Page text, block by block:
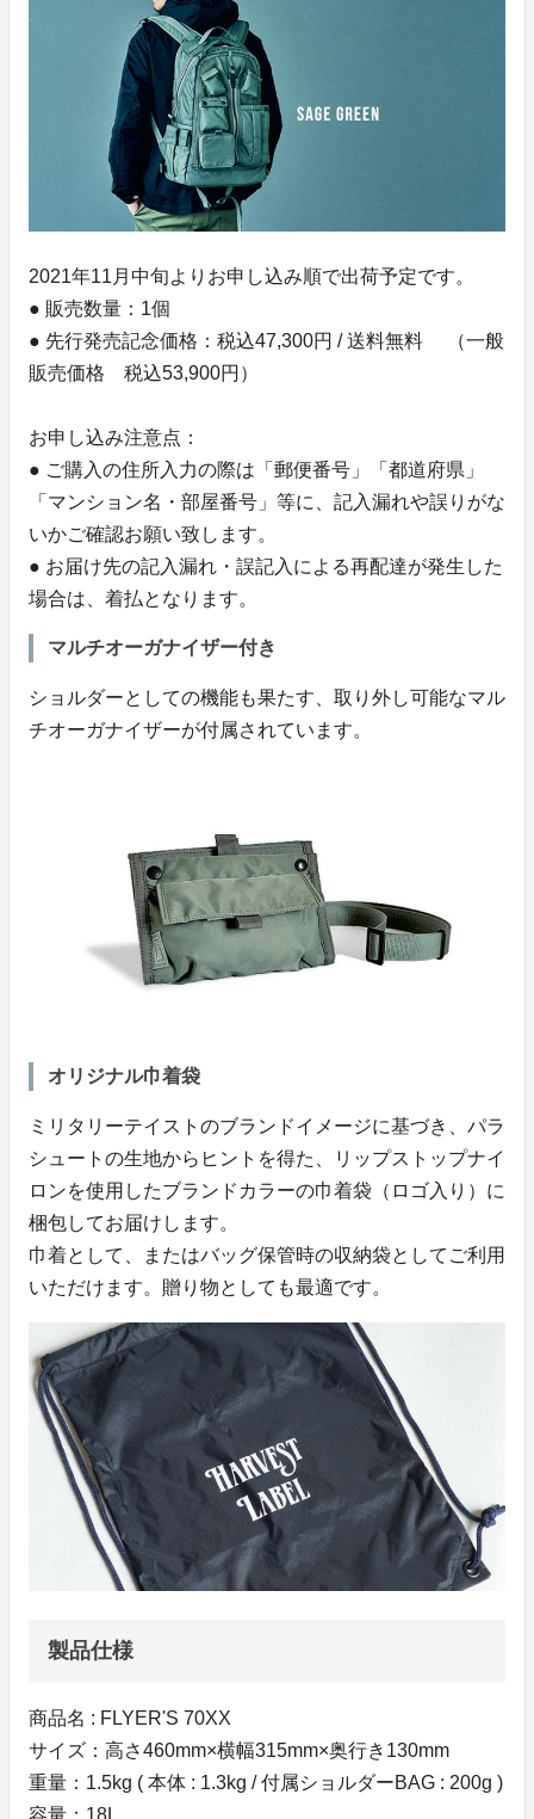
2021年11月中旬よりお申し込み順で出荷予定です。
● 販売数量：1個
● 先行発売記念価格：税込47,300円 / 送料無料 （一般
販売価格 税込53,900円）
お申し込み注意点：
● ご購入の住所入力の際は「郵便番号」「都道府県」
「マンション名・部屋番号」等に、記入漏れや誤りがな
いかご確認お願い致します。
● お届け先の記入漏れ・誤記入による再配達が発生した
場合は、着払となります。
マルチオーガナイザー付き
ショルダーとしての機能も果たす、取り外し可能なマル
チオーガナイザーが付属されています。
オリジナル巾着袋
ミリタリーテイストのブランドイメージに基づき、パラ
シュートの生地からヒントを得た、リップストップナイ
ロンを使用したブランドカラーの巾着袋（ロゴ入り）に
梱包してお届けします。
巾着として、またはバッグ保管時の収納袋としてご利用
いただけます。贈り物としても最適です。
製品仕様
商品名 : FLYER'S 70XX
サイズ：高さ460mm×横幅315mm×奥行き130mm
重量：1.5kg ( 本体 : 1.3kg / 付属ショルダーBAG : 200g )
容量：18L